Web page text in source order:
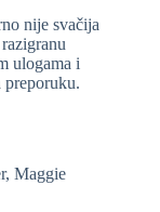
nije svačija
ulogama i
preporuku.
Maggie